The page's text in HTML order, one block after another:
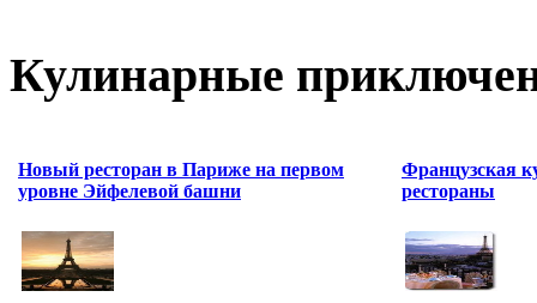
Кулинарные
Новый ресторан в Париже на первом
уровне Эйфелевой башни
Французская
рестораны